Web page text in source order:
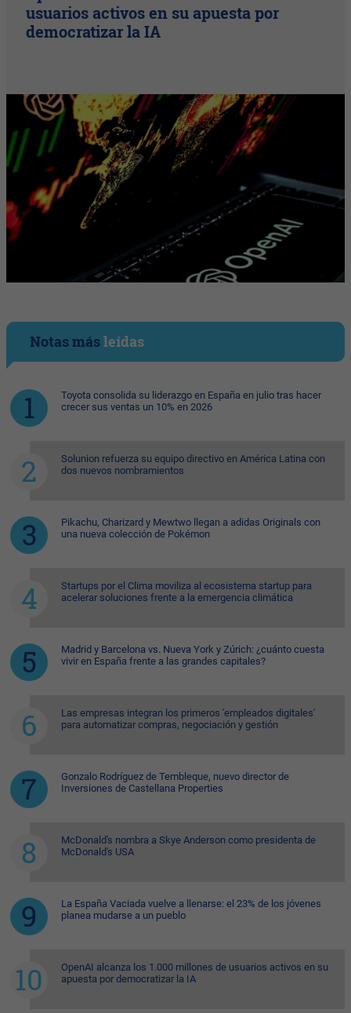
usuarios activos en su apuesta por
democratizar la IA
Notas másleídas
Toyota consolida su liderazgo en España en julio tras hacer
crecer sus ventas un 10% en 2026
Solunion refuerza su equipo directivo en América Latina con
dos nuevos nombramientos
Pikachu, Charizard y Mewtwo llegan a adidas Originals con
una nueva colección de Pokémon
Startups por el Clima moviliza al ecosistema startup para
acelerar soluciones frente a la emergencia climática
Madrid y Barcelona vs. Nueva York y Zúrich: ¿cuánto cuesta
vivir en España frente a las grandes capitales?
Las empresas integran los primeros 'empleados digitales'
para automatizar compras, negociación y gestión
Gonzalo Rodríguez de Tembleque, nuevo director de
Inversiones de Castellana Properties
McDonald's nombra a Skye Anderson como presidenta de
McDonald's USA
La España Vaciada vuelve a llenarse: el 23% de los jóvenes
planea mudarse a un pueblo
OpenAI alcanza los 1.000 millones de usuarios activos en su
apuesta por democratizar la IA